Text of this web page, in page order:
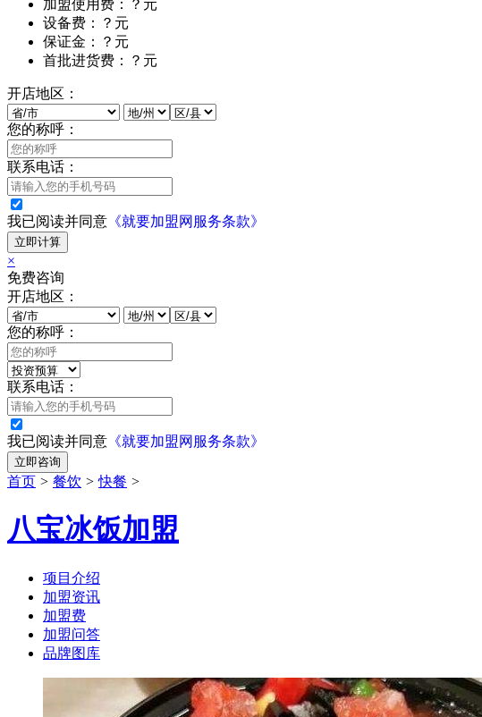
加盟使用费：？元
设备费：？元
保证金：？元
首批进货费：？元
开店地区：
您的称呼：
联系电话：
我已阅读并同意 《就要加盟网服务条款》
立即计算
×
免费咨询
开店地区：
您的称呼：
联系电话：
我已阅读并同意 《就要加盟网服务条款》
立即咨询
首页 > 餐饮 > 快餐 >
八宝冰饭加盟
项目介绍
加盟资讯
加盟费
加盟问答
品牌图库